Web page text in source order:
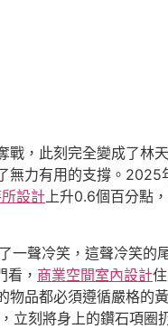
戰，此刻完全變成了林
無力有用的支撐。2025
設計上升0.6個百分點
一聲冷笑，這聲冷笑的
， 商業空間室內設計
品都必須遵循嚴格的
立刻將身上的鑽石項圈